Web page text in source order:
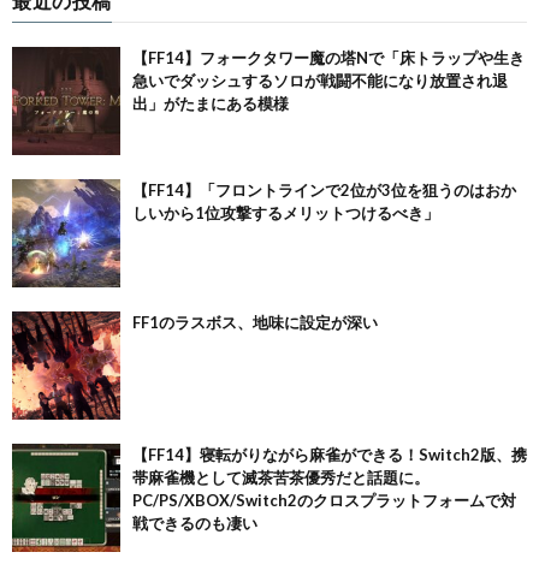
【FF14】フォークタワー魔の塔Nで「床トラップや生き
急いでダッシュするソロが戦闘不能になり放置され退
出」がたまにある模様
【FF14】「フロントラインで2位が3位を狙うのはおか
しいから1位攻撃するメリットつけるべき」
FF1のラスボス、地味に設定が深い
【FF14】寝転がりながら麻雀ができる！Switch2版、携
帯麻雀機として滅茶苦茶優秀だと話題に。
PC/PS/XBOX/Switch2のクロスプラットフォームで対
戦できるのも凄い